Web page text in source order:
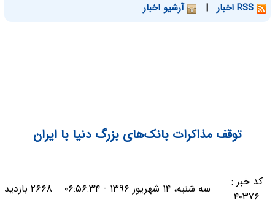
| آرشیو اخبار
توقف مذاکرات بانک‌های بزرگ دنیا با ایران
کد خبر :
۴۰۳۷۶
سه شنبه، ۱۴ شهریور ۱۳۹۶ - ۰۶:۵۶:۳۴ ۲۶۶۸ بازدید